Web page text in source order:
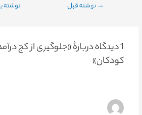
→ نوشته قبل نوشته
1 دیدگاه دربارهٔ «جلوگیری از کج
کودکان»